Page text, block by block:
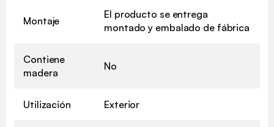
Montaje
El producto se entrega
montado y embalado de fábrica
Contiene
madera
No
Utilización Exterior